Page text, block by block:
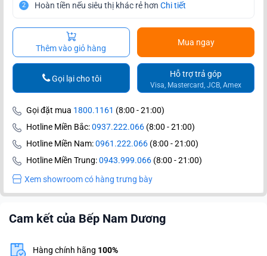
2 Hoàn tiền nếu siêu thị khác rẻ hơn Chi tiết
Thêm vào giỏ hàng
Mua ngay
Hỗ trợ trả góp
Visa, Mastercard, JCB, Amex
Gọi lại cho tôi
Gọi đặt mua 1800.1161 (8:00 - 21:00)
Hotline Miền Bắc:0937.222.066 (8:00 - 21:00)
Hotline Miền Nam:0961.222.066 (8:00 - 21:00)
Hotline Miền Trung:0943.999.066 (8:00 - 21:00)
Xem showroom có hàng trưng bày
Cam kết của Bếp Nam Dương
Hàng chính hãng 100%